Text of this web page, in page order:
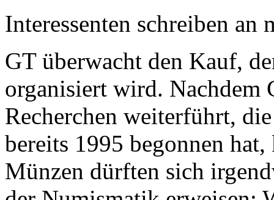
Interessenten schreiben
GT überwacht den Kauf,
organisiert wird. Nachdem
Recherchen weiterführt,
bereits 1995 begonnen
Münzen dürften sich